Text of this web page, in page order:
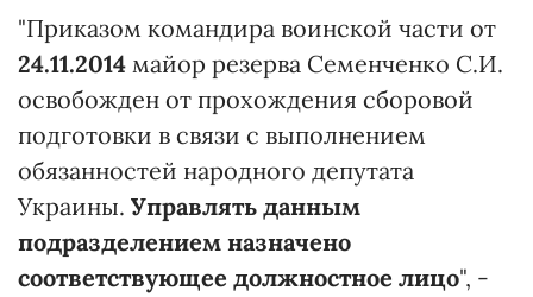
"Приказом командира воинской части от
24.11.2014 майор резерва Семенченко С.И.
освобожден от прохождения сборовой
подготовки в связи с выполнением
обязанностей народного депутата
Украины. Управлять данным
подразделением назначено
соответствующее должностное лицо", -